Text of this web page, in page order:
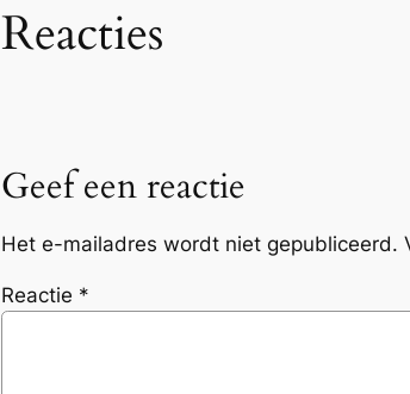
Reacties
Geef een reactie
Het e-mailadres wordt niet gepubliceerd.
Reactie *